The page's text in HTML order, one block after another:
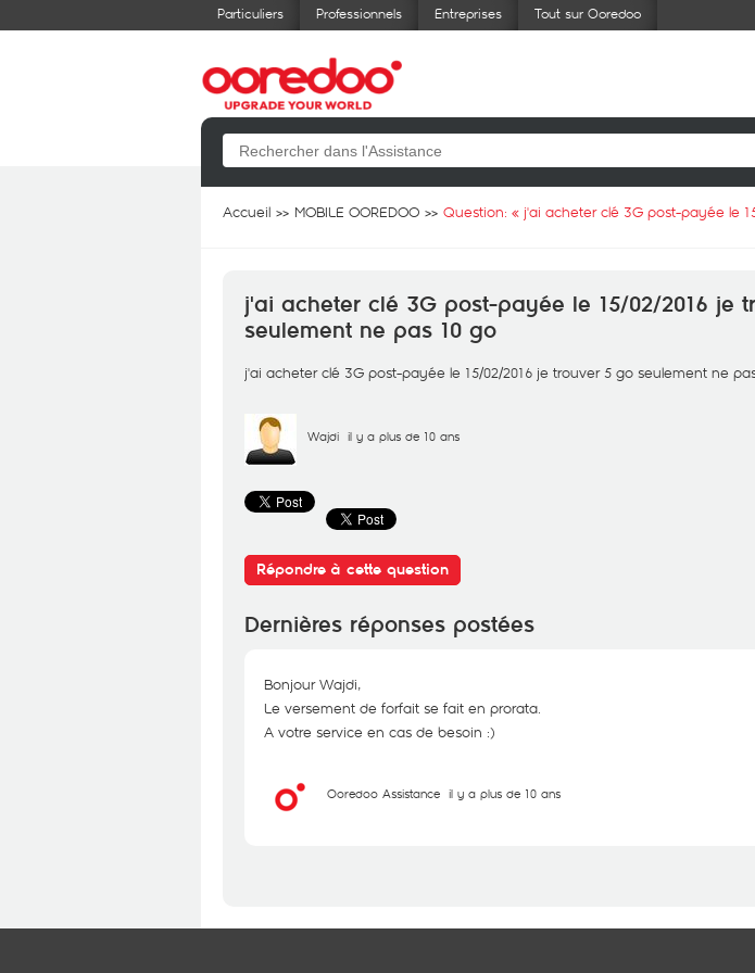
Particuliers Professionnels Entreprises Tout sur Ooredoo
Accueil MOBILE OOREDOO Question: « j'ai acheter clé 3G post-payée le
j'ai acheter clé 3G post-payée le 15/02/2016 je
seulement ne pas 10 go
j'ai acheter clé 3G post-payée le 15/02/2016 je trouver 5 go seulement ne
Wajdi il y a plus de 10 ans
Répondre à cette question
Dernières réponses postées
Bonjour Wajdi,
Le versement de forfait se fait en prorata.
A votre service en cas de besoin :)
Ooredoo Assistance il y a plus de 10 ans